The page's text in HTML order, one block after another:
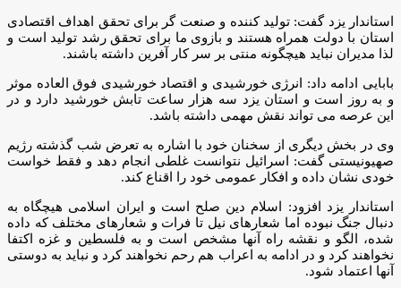
استاندار یزد گفت: تولید کننده و صنعت گر برای تحقق اهداف اقتصادی
استان با دولت همراه هستند و بازوی ما برای تحقق رشد تولید است و
لذا مدیران نباید هیچگونه منتی بر سر کار آفرین داشته باشند.
بابایی ادامه داد: انرژی خورشیدی و اقتصاد خورشیدی فوق العاده موثر
و به روز است و استان یزد سه هزار ساعت تابش خورشید دارد و در
این عرصه می تواند نقش مهمی داشته باشد.
وی در بخش دیگری از سخنان خود با اشاره به تعرض شب گذشته رژیم
صهیونیستی گفت: اسرائیل نتوانست غلطی انجام دهد و فقط خواست
خودی نشان داده و افکار عمومی خود را اقناع کند.
استاندار یزد افزود: اسلام دین صلح است و ایران اسلامی هیچگاه به
دنبال جنگ نبوده اما شعارهای نیل تا فرات و شعارهای مختلف که داده
شده، الگو و نقشه راه آنها مشخص است و به فلسطین و غزه اکتفا
نخواهند کرد و در ادامه به اعراب هم رحم نخواهند کرد و نباید به دوستی
آنها اعتماد شود.